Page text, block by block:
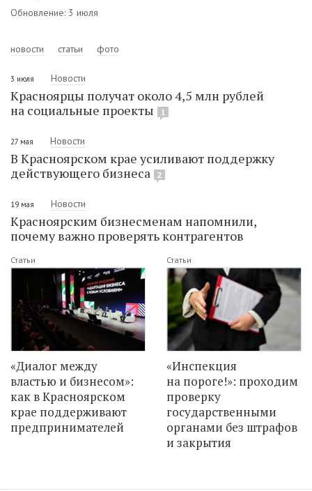
Обновление: 3 июля
новости статьи фото
3 июля Новости
Красноярцы получат около 4,5 млн рублей
на социальные проекты
1
27 мая Новости
В Красноярском крае усиливают поддержку
действующего бизнеса
2
19 мая Новости
Красноярским бизнесменам напомнили,
почему важно проверять контрагентов
Статьи
«Диалог между
властью и бизнесом»:
как в Красноярском
крае поддерживают
предпринимателей
Статьи
«Инспекция
на пороге!»: проходим
проверку
государственными
органами без штрафов
и закрытия